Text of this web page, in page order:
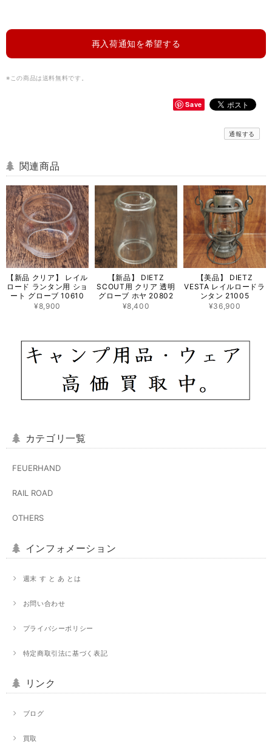
再入荷通知を希望する
※この商品は 送料無料です。
Save
通報する
関連商品
【新品 クリア】 レイル
ロード ランタン用 ショ
ート グローブ 10610
¥8,900
【新品】 DIETZ
SCOUT用 クリア 透明
グローブ ホヤ 20802
¥8,400
【美品】 DIETZ
VESTA レイルロードラ
ンタン 21005
¥36,900
カテゴリ一覧
FEUERHAND
RAIL ROAD
OTHERS
インフォメーション
週末 す と あ とは
お問い合わせ
プライバシーポリシー
特定商取引法に基づく表記
リンク
ブログ
買取